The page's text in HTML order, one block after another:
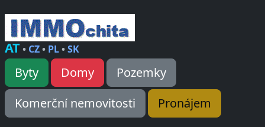
AT• CZ• PL•SK
Byty Domy
Pozemky
Komerční nemovitosti
Pronájem